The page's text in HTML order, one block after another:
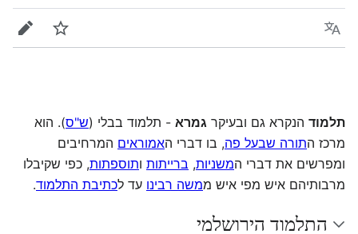
שפה מעקב
תלמוד הנקרא גם ובעיקר גמרא - תלמוד בבלי (ש"ס). הוא
מרכז התורה שבעל פה, בו דברי האמוראים המרחיבים
ומפרשים את דברי המשניות, ברייתות ותוספתות, כפי שקיבלו
מרבותיהם איש מפי איש ממשה רבינו עד לכתיבת התלמוד.
התלמוד הירושלמי